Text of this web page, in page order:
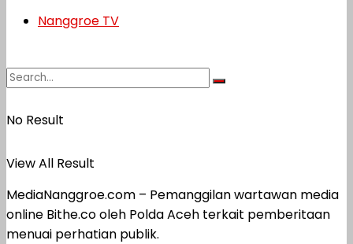
Nanggroe TV
No Result
View All Result
MediaNanggroe.com – Pemanggilan wartawan media
online Bithe.co oleh Polda Aceh terkait pemberitaan
menuai perhatian publik.